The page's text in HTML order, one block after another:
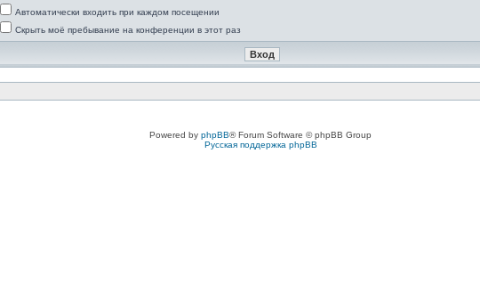
Автоматически входить при каждом посещении
Скрыть моё пребывание на конференции в этот раз
Powered by phpBB® Forum Software © phpBB Group
Русская поддержка phpBB